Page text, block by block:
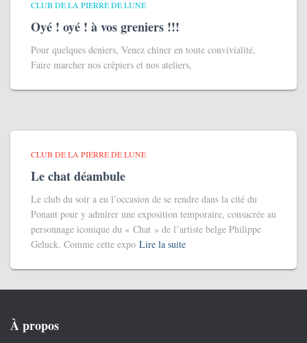
CLUB DE LA PIERRE DE LUNE
Oyé ! oyé ! à vos greniers !!!
Pour quelques deniers, Venez chiner en toute convivialité,
Faire marcher nos crêpiers et nos ateliers,
CLUB DE LA PIERRE DE LUNE
Le chat déambule
Le club du soir a eu l’occasion de se rendre dans la cité du
Ponant pour y admirer une exposition temporaire, consacrée au
personnage iconique du « Chat » de l’artiste belge Philippe
Geluck. Comme cette expo Lire la suite
À propos